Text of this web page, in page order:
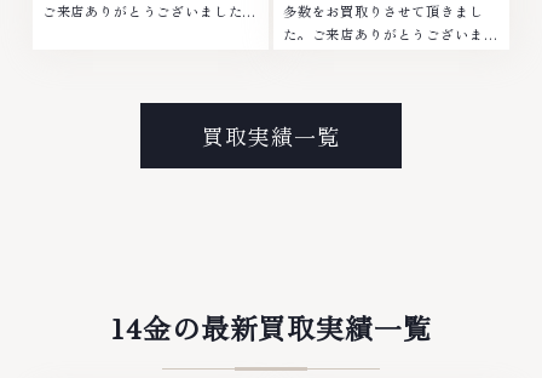
ご来店ありがとうございました。
ら、お任せくださいなかでも金・
プラチナ等のアクセサリー・貴金
属・宝石・ダイヤモンド・ジュエ
リーや ブランド品・時計等は特
ており、他店ではお値段の付かな
かったお品物でも、一点一点丁寧
多数をお買取りさせて頂きまし
た。ご来店ありがとうございまし
ブランド衣類 お酒買取りのこと
なら、お任せくださいなかでも
金・プラチナ等のアクセサリー・
貴金属・宝石・ダイヤモンド・ジ
計、多くのお品物の高価買取りを
実現しており、他店ではお値段の
買取実績一覧
14金の最新買取実績一覧